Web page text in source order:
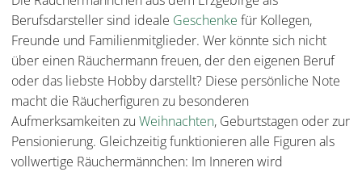
Berufsdarsteller sind ideale Geschenke für Kollegen,
Freunde und Familienmitglieder. Wer könnte sich nicht
über einen Räuchermann freuen, der den eigenen Beruf
oder das liebste Hobby darstellt? Diese persönliche Note
macht die Räucherfiguren zu besonderen
Aufmerksamkeiten zu Weihnachten, Geburtstagen oder zur
Pensionierung. Gleichzeitig funktionieren alle Figuren als
vollwertige Räuchermännchen: Im Inneren wird